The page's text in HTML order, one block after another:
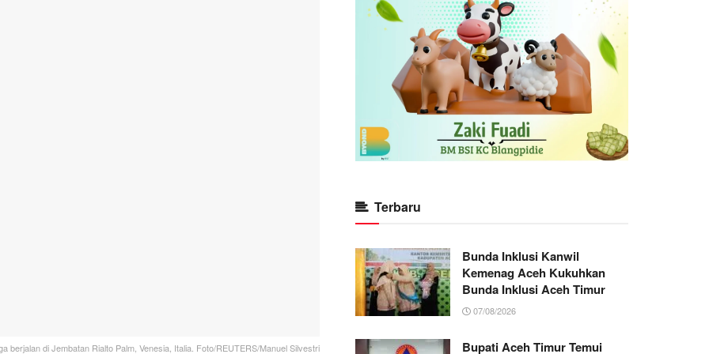
berjalan di Jembatan Rialto Palm, Venesia, Italia. Foto/REUTERS/Manuel Silvestri
Terbaru
Bunda Inklusi Kanwil
Kemenag Aceh Kukuhkan
Bunda Inklusi Aceh Timur
07/08/2026
Bupati Aceh Timur Temui